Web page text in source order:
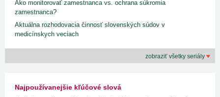
Ako monitorovať zamestnanca vs. ochrana súkromia
zamestnanca?
Aktuálna rozhodovacia činnosť slovenských súdov v
medicínskych veciach
zobraziť všetky seriály
Najpoužívanejšie kľúčové slová